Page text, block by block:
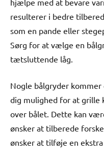
resulterer i bedre
som en pande eller
Sørg for at vælge en
tætsluttende låg.
Nogle bålgryder
dig mulighed for at grille
over bålet. Dette kan
ønsker at tilberede
ønsker at tilføje en